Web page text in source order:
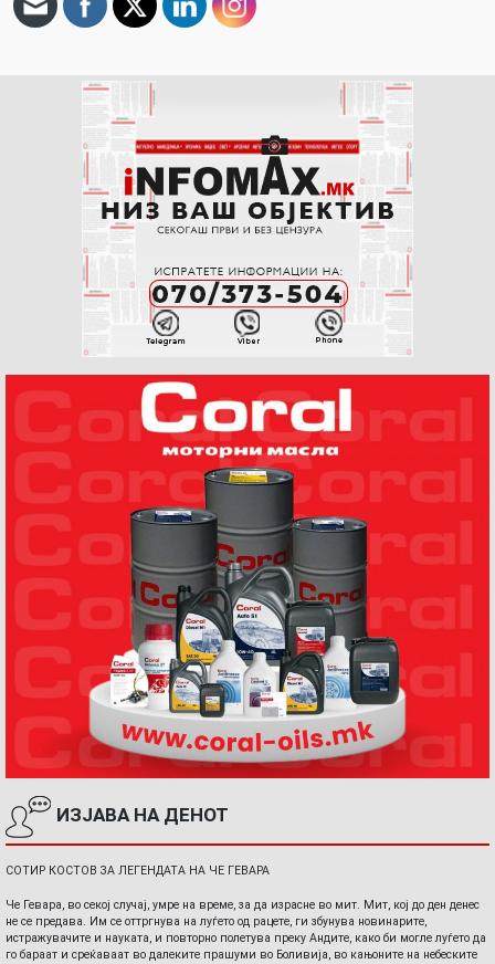
ИЗЈАВА НА ДЕНОТ
СОТИР КОСТОВ ЗА ЛЕГЕНДАТА НА ЧЕ ГЕВАРА
Че Гевара, во секој случај, умре на време, за да израсне во мит. Мит, кој до ден денес
не се предава. Им се оттргнува на луѓето од рацете, ги збунува новинарите,
истражувачите и науката, и повторно полетува преку Андите, како би могле луѓето да
го бараат и среќаваат во далеките прашуми во Боливија, во кањоните на небеските